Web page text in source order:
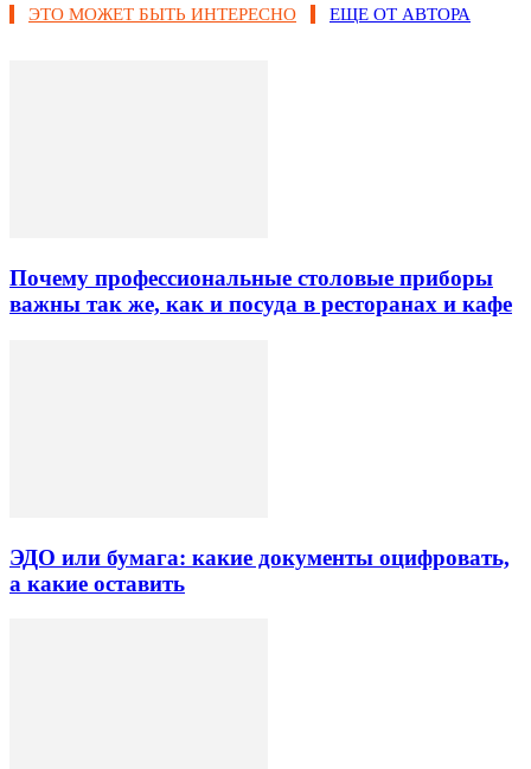
ЭТО МОЖЕТ БЫТЬ ИНТЕРЕСНО ЕЩЕ ОТ АВТОРА
Почему профессиональные столовые приборы
важны так же, как и посуда в ресторанах и кафе
ЭДО или бумага: какие документы оцифровать,
а какие оставить